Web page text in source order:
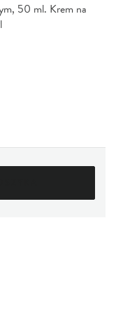
50 ml. Krem na